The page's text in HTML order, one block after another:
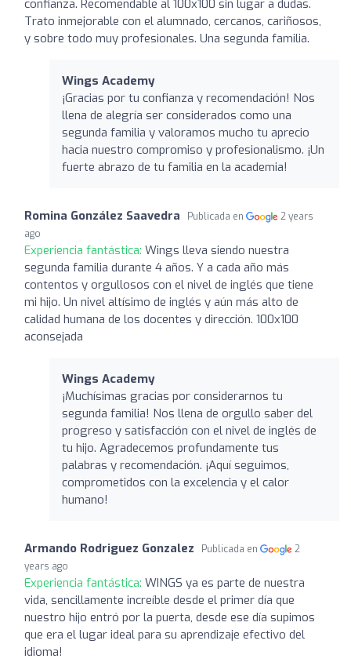
confianza. Recomendable al 100x100 sin lugar a dudas.
Trato inmejorable con el alumnado, cercanos, cariñosos,
y sobre todo muy profesionales. Una segunda familia.
Wings Academy
¡Gracias por tu confianza y recomendación! Nos
llena de alegría ser considerados como una
segunda familia y valoramos mucho tu aprecio
hacia nuestro compromiso y profesionalismo. ¡Un
fuerte abrazo de tu familia en la academia!
Romina González Saavedra Publicada en
2 years
ago
Experiencia fantástica: Wings lleva siendo nuestra
segunda familia durante 4 años. Y a cada año más
contentos y orgullosos con el nivel de inglés que tiene
mi hijo. Un nivel altísimo de inglés y aún más alto de
calidad humana de los docentes y dirección. 100x100
aconsejada
Wings Academy
¡Muchísimas gracias por considerarnos tu
segunda familia! Nos llena de orgullo saber del
progreso y satisfacción con el nivel de inglés de
tu hijo. Agradecemos profundamente tus
palabras y recomendación. ¡Aquí seguimos,
comprometidos con la excelencia y el calor
humano!
Armando Rodriguez Gonzalez Publicada en
2
years ago
Experiencia fantástica: WINGS ya es parte de nuestra
vida, sencillamente increíble desde el primer día que
nuestro hijo entró por la puerta, desde ese día supimos
que era el lugar ideal para su aprendizaje efectivo del
idioma!